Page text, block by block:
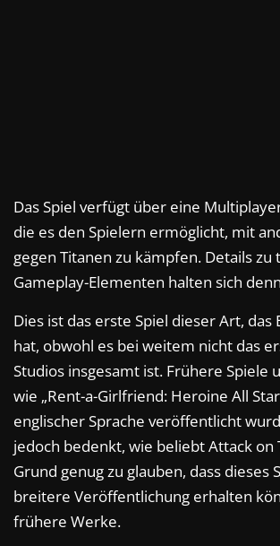
Das Spiel verfügt über eine
die es den Spielern ermöglicht, mit
gegen Titanen zu kämpfen. Details zu
Gameplay-Elementen halten sich
Dies ist das erste Spiel dieser Art, das
hat, obwohl es bei weitem nicht das
Studios insgesamt ist. Frühere Spiele
wie „Rent-a-Girlfriend: Heroine All
englischer Sprache veröffentlicht
jedoch bedenkt, wie beliebt Attack on
Grund genug zu glauben, dass dieses
breitere Veröffentlichung erhalten
frühere Werke.